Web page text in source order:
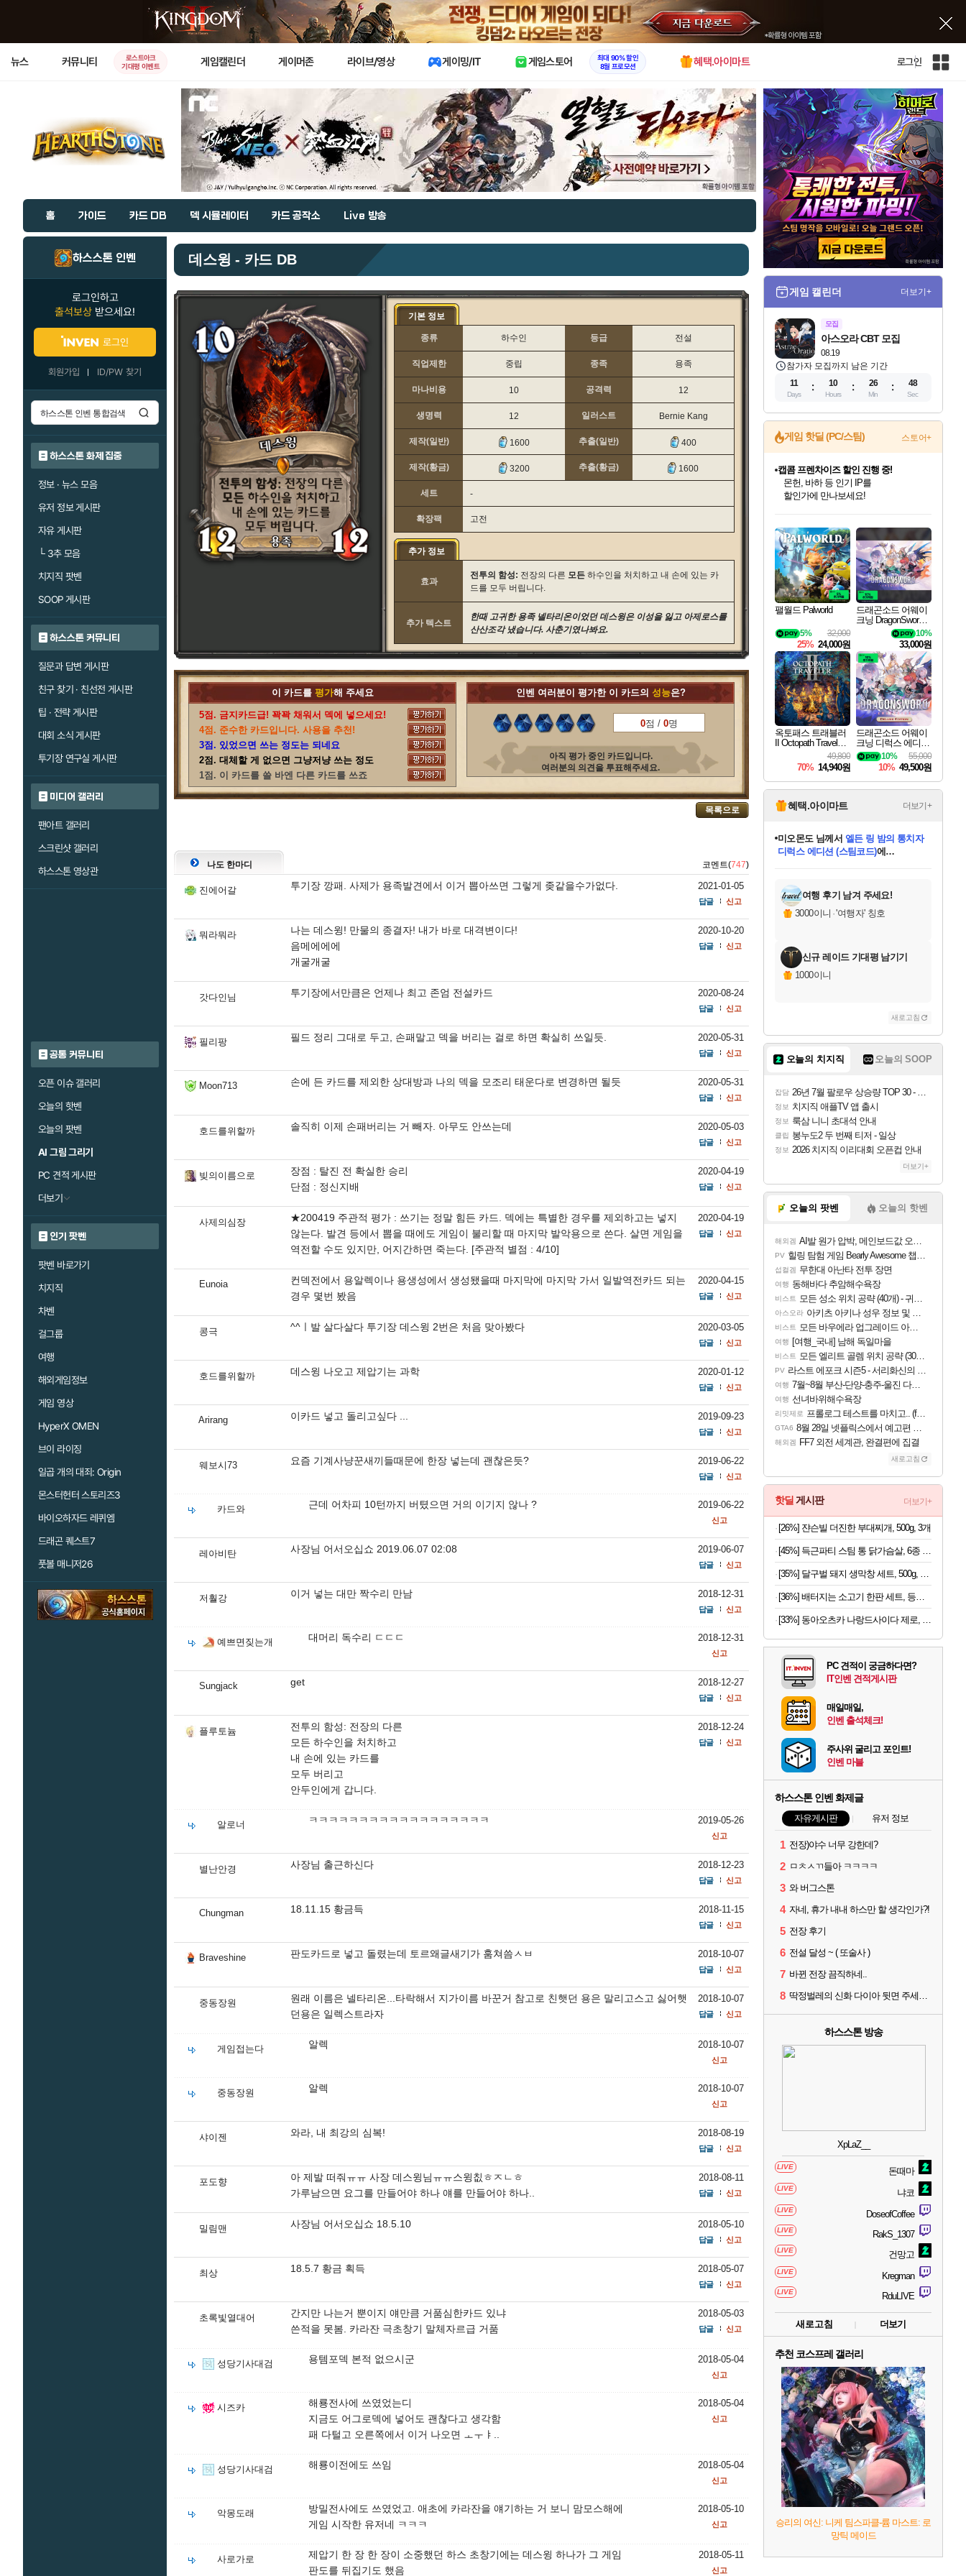
X
뉴스 커뮤니티
로스트아크
기대평 이벤트
게임캘린더 게이머존 라이브/영상 게이밍/IT 게임스토어
최대 90% 할인
8월 프로모션
혜택.아이마트 로그인
인
전
이
트
맵
홈 가이드 카드 DB 덱 시뮬레이터 카드 공작소 Live 방송
하스스톤 인벤
로그인하고
출석보상 받으세요!
로그인
회원가입 ID/PW 찾기
하스스톤 화제 집중
정보 · 뉴스 모음
유저 정보 게시판
자유 게시판
└3추 모음
치지직 팟벤
SOOP 게시판
하스스톤 커뮤니티
질문과 답변 게시판
친구 찾기 · 친선전 게시판
팁 · 전략 게시판
대회 소식 게시판
투기장 연구실 게시판
미디어 갤러리
팬아트 갤러리
스크린샷 갤러리
하스스톤 영상관
공통 커뮤니티
오픈 이슈 갤러리
오늘의 핫벤
오늘의 팟벤
AI 그림 그리기
PC 견적 게시판
더보기
인기 팟벤
팟벤 바로가기
치지직
차벤
걸그룹
여행
해외게임정보
게임 영상
HyperX OMEN
브이 라이징
일곱 개의 대죄: Origin
몬스터헌터 스토리즈3
바이오하자드 레퀴엠
드래곤 퀘스트7
풋볼 매니저26
데스윙 - 카드 DB
기본 정보
종류 하수인 등급 전설
직업제한 중립 종족 용족
마나비용 10 공격력 12
생명력 12 일러스트 Bernie Kang
제작(일반) 1600 추출(일반) 400
제작(황금) 3200 추출(황금) 1600
세트 -
확장팩 고전
추가 정보
효과
전투의 함성: 전장의 다른 모든 하수인을 처치하고 내 손에 있는 카
드를 모두 버립니다.
추가 텍스트
한때 고귀한 용족 넬타리온이었던 데스윙은 이성을 잃고 아제로스를
산산조각 냈습니다. 사춘기였나봐요.
이 카드를 평가해 주세요
5점. 금지카드급! 꽉꽉 채워서 덱에 넣으세요!
4점. 준수한 카드입니다. 사용을 추천!
3점. 있었으면 쓰는 정도는 되네요
2점. 대체할 게 없으면 그냥저냥 쓰는 정도
1점. 이 카드를 쓸 바엔 다른 카드를 쓰죠
인벤 여러분이 평가한 이 카드의 성능은?
0점 / 0명
아직 평가 중인 카드입니다.
여러분의 의견을 투표해주세요.
목록으로
나도 한마디 코멘트(747)
진에어갈 투기장 깡패. 사제가 용족발견에서 이거 뽑아쓰면 그렇게 좆같을수가없다. 2021-01-05
답글 신고
뭐라뭐라
나는 데스윙! 만물의 종결자! 내가 바로 대격변이다!
음메에에에
개굴개굴
2020-10-20
답글 신고
갓다인님 투기장에서만큼은 언제나 최고 존엄 전설카드 2020-08-24
답글 신고
필리팡 필드 정리 그대로 두고, 손패말고 덱을 버리는 걸로 하면 확실히 쓰일듯. 2020-05-31
답글 신고
Moon713 손에 든 카드를 제외한 상대방과 나의 덱을 모조리 태운다로 변경하면 될듯 2020-05-31
답글 신고
호드를위할까 솔직히 이제 손패버리는 거 빼자. 아무도 안쓰는데 2020-05-03
답글 신고
빚의이름으로
장점 : 탈진 전 확실한 승리
단점 : 정신지배
2020-04-19
답글 신고
사제의심장
★200419 주관적 평가 : 쓰기는 정말 힘든 카드. 덱에는 특별한 경우를 제외하고는 넣지
않는다. 발견 등에서 뽑을 때에도 게임이 불리할 때 마지막 발악용으로 쓴다. 살면 게임을
역전할 수도 있지만, 어지간하면 죽는다. [주관적 별점 : 4/10]
2020-04-19
답글 신고
Eunoia
컨덱전에서 용알렉이나 용생성에서 생성됐을때 마지막에 마지막 가서 일발역전카드 되는
경우 몇번 봤음
2020-04-15
답글 신고
콩극 ^^ㅣ발 살다살다 투기장 데스윙 2번은 처음 맞아봤다 2020-03-05
답글 신고
호드를위할까 데스윙 나오고 제압기는 과학 2020-01-12
답글 신고
Arirang 이카드 넣고 돌리고싶다 ... 2019-09-23
답글 신고
웨보시73 요즘 기계사냥꾼새끼들때문에 한장 넣는데 괜찮은듯? 2019-06-22
답글 신고
카드와 근데 어차피 10턴까지 버텼으면 거의 이기지 않나 ? 2019-06-22
신고
레아비탄 사장님 어서오십쇼 2019.06.07 02:08 2019-06-07
답글 신고
저훨강 이거 넣는 대만 짝수리 만남 2018-12-31
답글 신고
예쁘면짖는개 대머리 독수리 ㄷㄷㄷ 2018-12-31
신고
Sungjack get 2018-12-27
답글 신고
플루토늄
전투의 함성: 전장의 다른
모든 하수인을 처치하고
내 손에 있는 카드를
모두 버리고
안두인에게 갑니다.
2018-12-24
답글 신고
알로너 ㅋㅋㅋㅋㅋㅋㅋㅋㅋㅋㅋㅋㅋㅋㅋㅋㅋㅋ 2019-05-26
신고
별난안경 사장님 출근하신다 2018-12-23
답글 신고
Chungman 18.11.15 황금득 2018-11-15
답글 신고
Braveshine 판도카드로 넣고 돌렸는데 토르왜글새기가 훔쳐씀ㅅㅂ 2018-10-07
답글 신고
중동장원
원래 이름은 넬타리온...타락해서 지가이름 바꾼거 참고로 친햇던 용은 말리고스고 싫어햇
던용은 일렉스트라자
2018-10-07
답글 신고
게임접는다 알렉 2018-10-07
신고
중동장원 알렉 2018-10-07
신고
샤이젠 와라, 내 최강의 심복! 2018-08-19
답글 신고
포도향
아 제발 떠줘ㅠㅠ 사장 데스윙님ㅠㅠ스윙칪ㅎㅈㄴㅎ
가루남으면 요그를 만들어야 하나 얘를 만들어야 하나..
2018-08-11
답글 신고
밀림맨 사장님 어서오십쇼 18.5.10 2018-05-10
답글 신고
최상 18.5.7 황금 획득 2018-05-07
답글 신고
초록빛열대어
간지만 나는거 뿐이지 얘만큼 거품심한카드 있냐
쓴적을 못봄. 카라잔 극초창기 말체자르급 거품
2018-05-03
답글 신고
성당기사대검 용템포덱 본적 없으시군 2018-05-04
신고
시즈카
해룡전사에 쓰였었는디
지금도 어그로덱에 넣어도 괜찮다고 생각함
패 다털고 오른쪽에서 이거 나오면 ㅗㅜㅑ..
2018-05-04
신고
성당기사대검 해룡이전에도 쓰임 2018-05-04
신고
악몽도래
방밀전사에도 쓰였었고. 애초에 카라잔을 얘기하는 거 보니 맘모스해에
게임 시작한 유저네 ㅋㅋㅋ
2018-05-10
신고
사로가로
제압기 한 장 한 장이 소중했던 하스 초창기에는 데스윙 하나가 그 게임
판도를 뒤집기도 했음
2018-05-11
신고
게임 캘린더 더보기+
모집
08.19
아스오라 CBT 모집
참가자 모집까지 남은 기간
11
Days
10
Hours
26
Min
47
Sec
게임 핫딜 (PC/스팀) 스토어+
최대 90% 할인가를 만나보세요!
네이버혜택과 함께 만나보세요!
50%할인&추가 적립까지!
네이버 포인트 혜택까지!
이니&베니 혜택까지!
네이버 혜택가와 함께 예약하세요!
할인&네이버혜택으로 만나보세요!
네이버페이 혜택과 만나보세요!
40주년 프로모션으로 만나보세요!
캡콤 프렌차이즈 할인 진행 중!
몬헌, 바하 등 인기 IP를
할인가에 만나보세요!
일부 에디션 상시 할인!
혜택으로 예약 판매 중
편안하게 충전하세요
팰월드 Palworld
32,000
5%
25% 24,000원
드래곤소드 어웨이
크닝 DragonSword A
10%
33,000원
옥토패스 트래블러
II Octopath Traveler I
49,800
70% 14,940원
드래곤소드 어웨이
크닝 디럭스 에디션
DragonSword Awake
ning Deluxe Edition
55,000
10%
10% 49,500원
혜택.아이마트 더보기+
교환.
당첨되셨습니다.
당첨되셨습니다.
당첨되셨습니다.
미오몬도님께서 엘든 링 밤의 통치자
디럭스 에디션 (스팀코드)에
당첨되셨습니다.
당첨되셨습니다.
당첨되셨습니다.
에디션 (스팀코드) 를 교환.
당첨되셨습니다.
여행 후기 남겨 주세요!
3000이니 ·'여행자' 칭호
신규 레이드 기대평 남기기
1000이니
새로고침
오늘의 치지직 오늘의 SOOP
잡담 26년 7월 팔로우 상승량 TOP 30 - 월간 치지직
정보 치지직 애플TV 앱 출시
정보 룩삼 니니 초대석 안내
클립 봉누도2 두 번째 티저 - 일상
정보 2026 치지직 이리대회 오픈컵 안내
더보기+
오늘의 팟벤 오늘의 핫벤
해외겜 AI발 원가 압박, 메인보드값 오르나
PV 힐링 탐험 게임 Bearly Awesome 챕터 1 트레일러
섭컬겜 무한대 아난타 전투 장면
여행 동해바다 추암해수욕장
비스트 모든 성소 위치 공략 (40개) - 귀환한 영혼 도전과제
아스오라 아키츠 아키나 성우 정보 및 주요 필모
비스트 모든 바우에라 업그레이드 아이템 획득 위치 공략 (89개)
여행 [여행_국내] 남해 독일마을
비스트 모든 엘리트 골렘 위치 공략 (30개) - 방랑 결투가
PV 라스트 에포크 시즌5 - 서리화신의 분노 티저
여행 7월~8월 부산-단양-충주-울진 다녀왔어요~
여행 선녀바위해수욕장
리밋제로 프롤로그 테스트를 마치고.. (feat. 리아)
GTA6 8월 28일 넷플릭스에서 예고편 공개 예정
해외겜 FF7 외전 세계관, 완결편에 집결
새로고침
핫딜 게시판 더보기+
[26%] 쟌슨빌 더진한 부대찌개, 500g, 3개
[33%] 동아오츠카 나랑드사이다 제로, 오리지널, 345ml, 24개
PC 견적이 궁금하다면?
IT인벤 견적게시판
매일매일,
인벤 출석체크!
주사위 굴리고 포인트!
인벤 마블
하스스톤 인벤 화제글
자유게시판 유저 정보
1 전장)야수 너무 강한데?
2 ㅁㅊㅅㄲ들아 ㅋㅋㅋㅋ
3 와 버그스톤
4 자네, 휴가 내내 하스만 할 생각인가?!
5 전장 후기
6 전설 달성 ~ ( 또술사 )
7 바뀐 전장 끔직하네..
8 딱정벌레의 신화 다이아 뒷면 주세요 징징글
하스스톤 방송
XpLaZ__
LIVE 돈때마
LIVE 냐코
LIVE DoseofCoffee
LIVE RakS_1307
LIVE 건망고
LIVE Kregman
LIVE RduLIVE
새로고침 더보기
추천 코스프레 갤러리
승리의 여신: 니케 팀스파클-륨 마스트: 로
망틱 메이드